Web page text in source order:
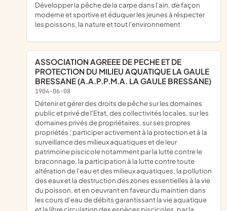
développer la pêche de la carpe dans l'ain, de façon
moderne et sportive et éduquer les jeunes à réspecter
les poissons, la nature et tout l'environnement
ASSOCIATION AGREEE DE PECHE ET DE
PROTECTION DU MILIEU AQUATIQUE LA GAULE
BRESSANE (A.A.P.P.M.A. LA GAULE BRESSANE)
1904-06-08
détenir et gérer des droits de pêche sur les domaines
public et privé de l'Etat, des collectivités locales, sur les
domaines privés de propriétaires, sur ses propres
propriétés ; participer activement à la protection et à la
surveillance des milieux aquatiques et de leur
patrimoine piscicole notamment par la lutte contre le
braconnage, la participation à la lutte contre toute
altération de l'eau et des milieux aquatiques, la pollution
des eaux et la destruction des zones essentielles à la vie
du poisson, et en oeuvrant en faveur du maintien dans
les cours d'eau de débits garantissant la vie aquatique
et la libre circulation des espèces piscicoles, par la